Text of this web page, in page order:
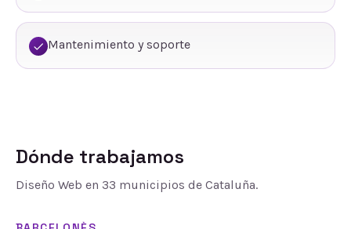
Mantenimiento y soporte
Dónde trabajamos
Diseño Web en 33 municipios de Cataluña.